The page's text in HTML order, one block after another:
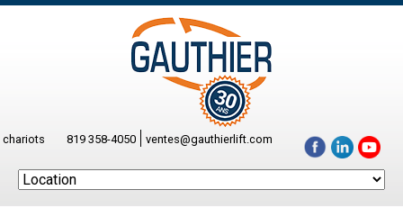
chariots 819 358-4050 ventes@gauthierlift.com